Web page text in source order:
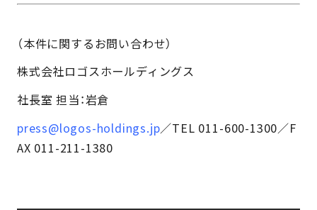
（本件に関するお問い合わせ）
株式会社ロゴスホールディングス
社⾧室 担当：岩倉
press@logos-holdings.jp／TEL 011-600-1300／F
AX 011-211-1380